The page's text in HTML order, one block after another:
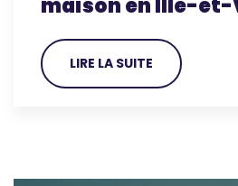
maison en Ille-et-
LIRE LA SUITE